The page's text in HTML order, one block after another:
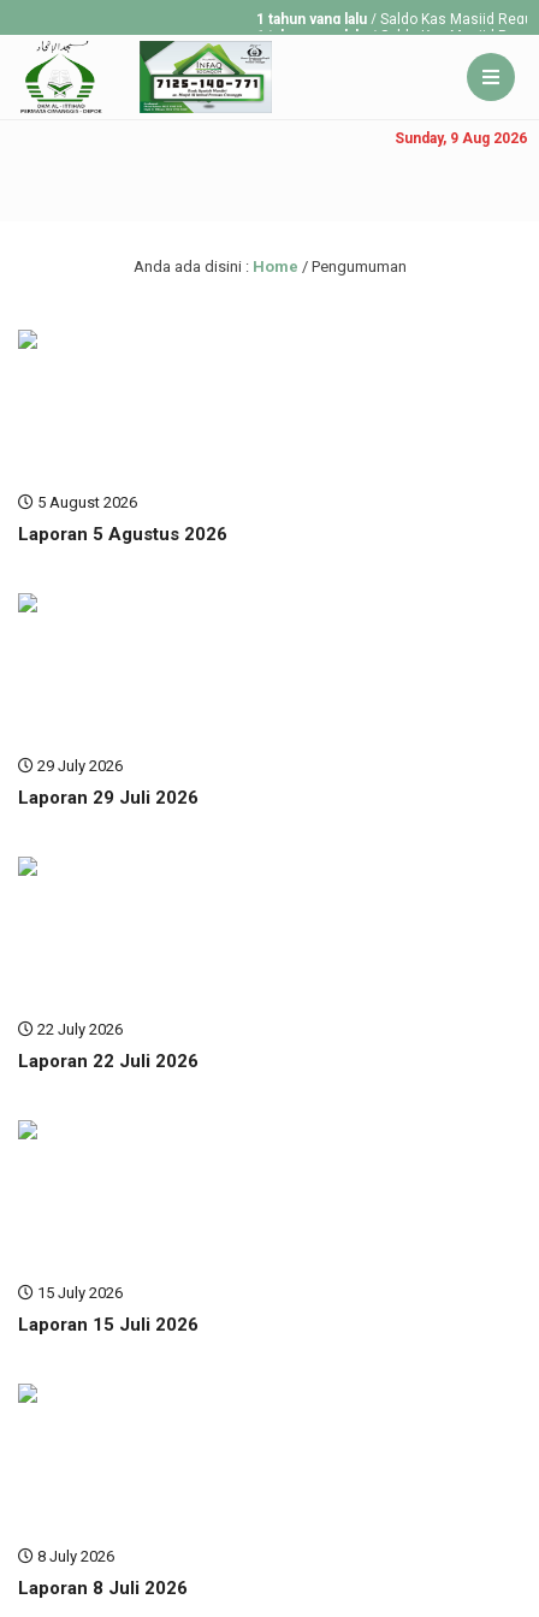
1 tahun yang lalu / Saldo Kas Masjid
1 tahun yang lalu/ Saldo Kas Masjid
1 tahun yang lalu
/ Saldo Kas Masjid
Sunday, 9 Aug 2026
Anda ada disini : Home / Pengumuman
5 August 2026
Laporan 5 Agustus 2026
29 July 2026
Laporan 29 Juli 2026
22 July 2026
Laporan 22 Juli 2026
15 July 2026
Laporan 15 Juli 2026
8 July 2026
Laporan 8 Juli 2026